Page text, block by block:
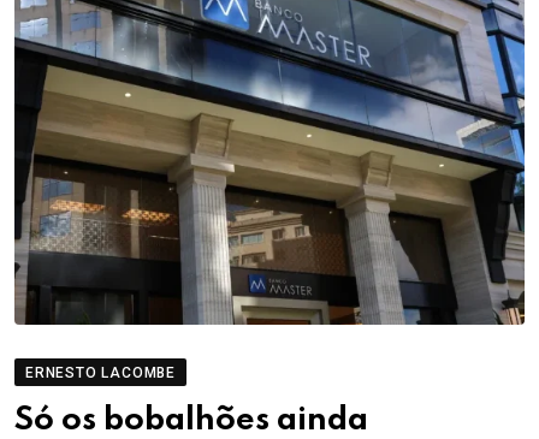
ERNESTO LACOMBE
Só os bobalhões ainda